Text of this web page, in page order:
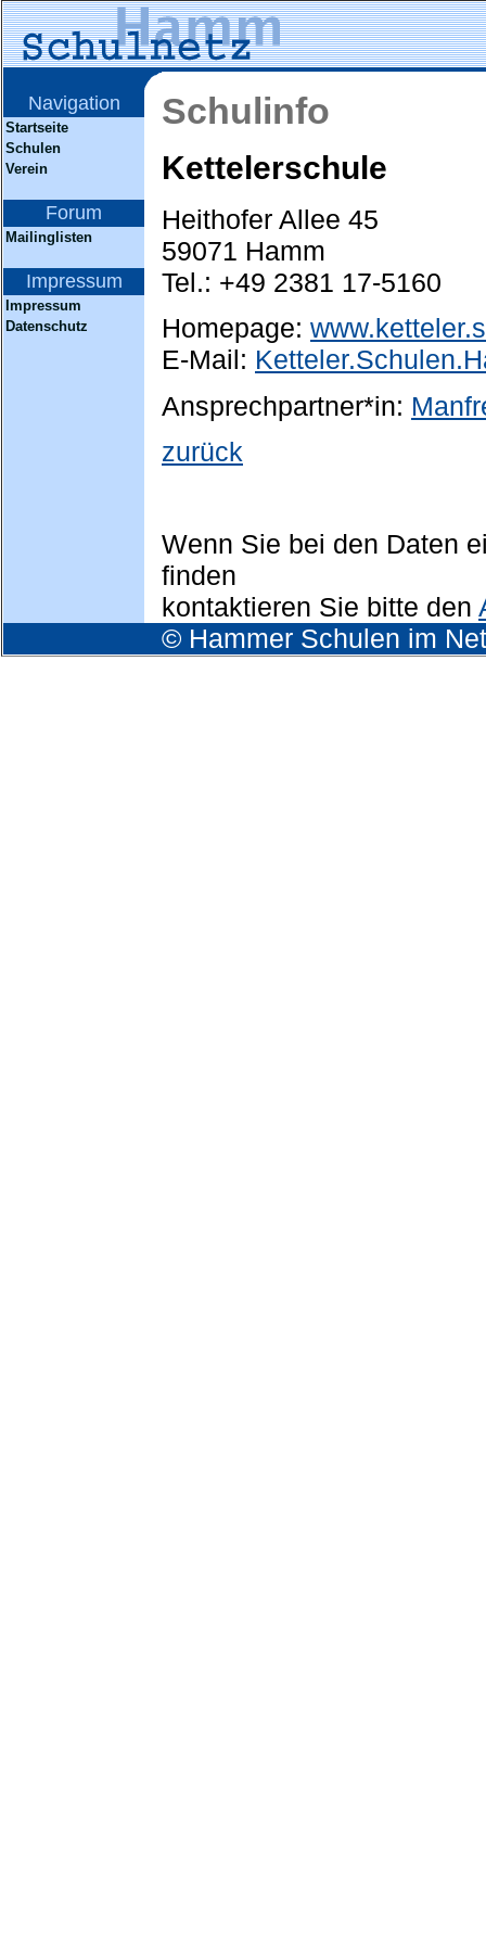
Navigation
Startseite
Schulen
Verein
Forum
Mailinglisten
Impressum
Impressum
Datenschutz
Schulinfo
Kettelerschule
Heithofer Allee 45
59071 Hamm
Tel.: +49 2381 17-5160
Homepage:
E-Mail:
Ansprechpartner*in:
zurück
Wenn Sie bei den Daten
finden
kontaktieren Sie bitte den
© Hammer Schulen im